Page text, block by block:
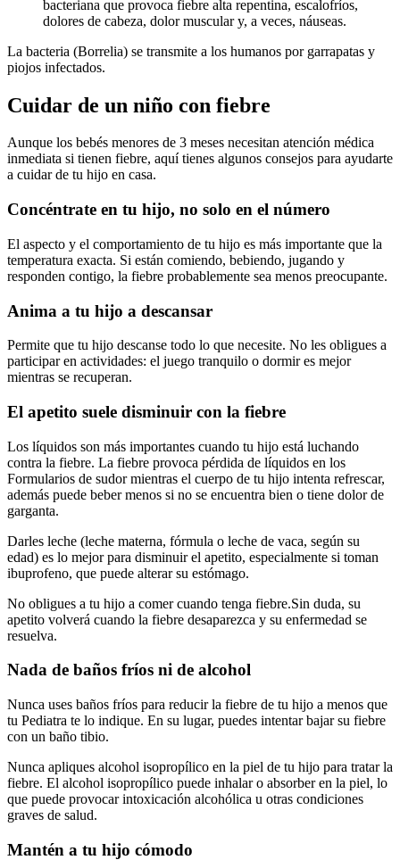
bacteriana que provoca fiebre alta repentina, escalofríos,
dolores de cabeza, dolor muscular y, a veces, náuseas.
La bacteria (Borrelia) se transmite a los humanos por garrapatas y
piojos infectados.
Cuidar de un niño con fiebre
Aunque los bebés menores de 3 meses necesitan atención médica
inmediata si tienen fiebre, aquí tienes algunos consejos para ayudarte
a cuidar de tu hijo en casa.
Concéntrate en tu hijo, no solo en el número
El aspecto y el comportamiento de tu hijo es más importante que la
temperatura exacta. Si están comiendo, bebiendo, jugando y
responden contigo, la fiebre probablemente sea menos preocupante.
Anima a tu hijo a descansar
Permite que tu hijo descanse todo lo que necesite. No les obligues a
participar en actividades: el juego tranquilo o dormir es mejor
mientras se recuperan.
El apetito suele disminuir con la fiebre
Los líquidos son más importantes cuando tu hijo está luchando
contra la fiebre. La fiebre provoca pérdida de líquidos en los
Formularios de sudor mientras el cuerpo de tu hijo intenta refrescar,
además puede beber menos si no se encuentra bien o tiene dolor de
garganta.
Darles leche (leche materna, fórmula o leche de vaca, según su
edad) es lo mejor para disminuir el apetito, especialmente si toman
ibuprofeno, que puede alterar su estómago.
No obligues a tu hijo a comer cuando tenga fiebre.Sin duda, su
apetito volverá cuando la fiebre desaparezca y su enfermedad se
resuelva.
Nada de baños fríos ni de alcohol
Nunca uses baños fríos para reducir la fiebre de tu hijo a menos que
tu Pediatra te lo indique. En su lugar, puedes intentar bajar su fiebre
con un baño tibio.
Nunca apliques alcohol isopropílico en la piel de tu hijo para tratar la
fiebre. El alcohol isopropílico puede inhalar o absorber en la piel, lo
que puede provocar intoxicación alcohólica u otras condiciones
graves de salud.
Mantén a tu hijo cómodo